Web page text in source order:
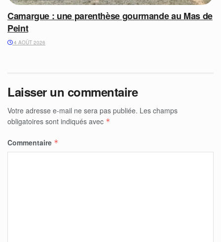
Camargue : une parenthèse gourmande au Mas de
Peint
4 AOÛT 2026
Laisser un commentaire
Votre adresse e-mail ne sera pas publiée. Les champs
obligatoires sont indiqués avec *
Commentaire *